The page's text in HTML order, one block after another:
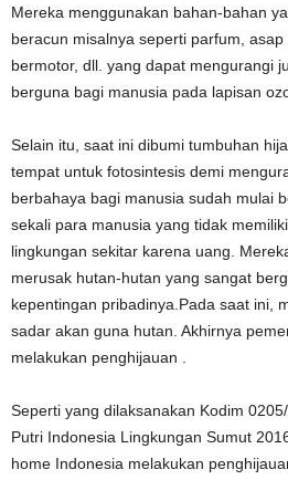
Mereka menggunakan bahan-bahan
beracun misalnya seperti parfum,
bermotor, dll. yang dapat mengurangi
berguna bagi manusia pada lapisan
Selain itu, saat ini dibumi tumbuhan
tempat untuk fotosintesis demi
berbahaya bagi manusia sudah mulai
sekali para manusia yang tidak
lingkungan sekitar karena uang.
merusak hutan-hutan yang sangat
kepentingan pribadinya.Pada saat ini,
sadar akan guna hutan. Akhirnya
melakukan penghijauan .
Seperti yang dilaksanakan Kodim
Putri Indonesia Lingkungan Sumut
home Indonesia melakukan